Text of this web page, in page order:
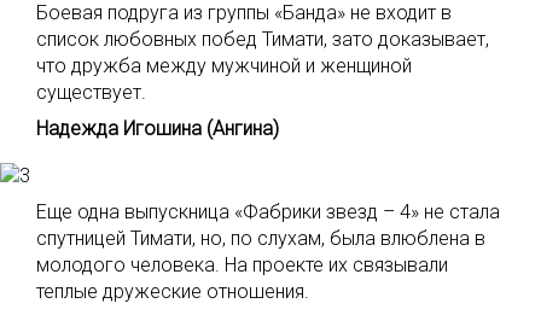
Боевая подруга из группы «Банда» не входит в
список любовных побед Тимати, зато доказывает,
что дружба между мужчиной и женщиной
существует.
Надежда Игошина (Ангина)
Еще одна выпускница «Фабрики звезд – 4» не стала
спутницей Тимати, но, по слухам, была влюблена в
молодого человека. На проекте их связывали
теплые дружеские отношения.